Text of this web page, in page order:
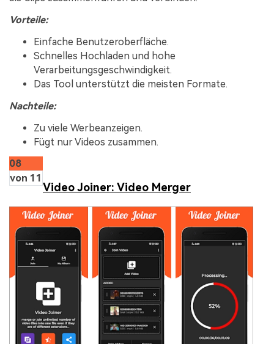
Vorteile:
Einfache Benutzeroberfläche.
Schnelles Hochladen und hohe
Verarbeitungsgeschwindigkeit.
Das Tool unterstützt die meisten Formate.
Nachteile:
Zu viele Werbeanzeigen.
Fügt nur Videos zusammen.
08
von 11
Video Joiner: Video Merger